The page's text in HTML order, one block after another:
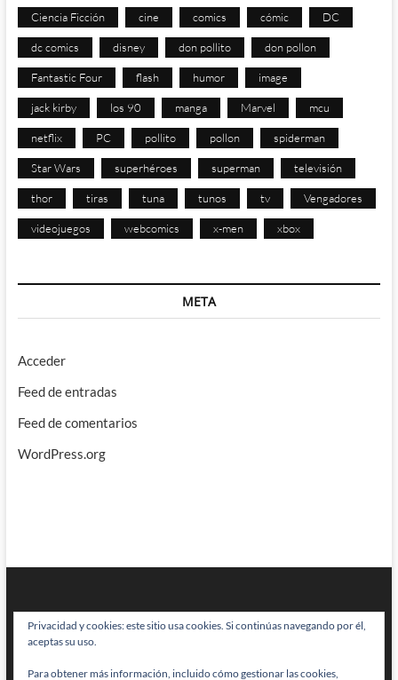
Ciencia Ficción cine comics cómic DC
dc comics disney don pollito don pollon
Fantastic Four flash humor image
jack kirby los 90 manga Marvel mcu
netflix PC pollito pollon spiderman
Star Wars superhéroes superman televisión
thor tiras tuna tunos tv Vengadores
videojuegos webcomics x-men xbox
META
Acceder
Feed de entradas
Feed de comentarios
WordPress.org
BRAINSTOMPING
Privacidad y cookies: este sitio usa cookies. Si continúas navegando por él,
aceptas su uso.
Para obtener más información, incluido cómo gestionar las cookies,